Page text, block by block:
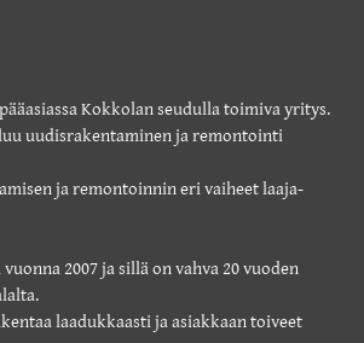
Kokkolan seudulla toimiva yritys.
uudisrakentaminen ja remontointi
ja remontoinnin eri vaiheet laaja-
2007 ja sillä on vahva 20 vuoden
laadukkaasti ja asiakkaan toiveet